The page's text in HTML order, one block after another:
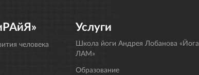
человека
Услуги
Школа йоги Андрея Лобанова «Йога
ЛАМ»
Образование